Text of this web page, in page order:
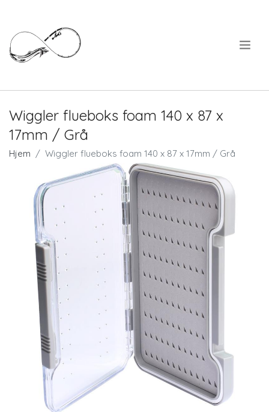
Wiggler flueboks foam 140 x 87 x
17mm / Grå
Hjem Wiggler flueboks foam 140 x 87 x 17mm / Grå